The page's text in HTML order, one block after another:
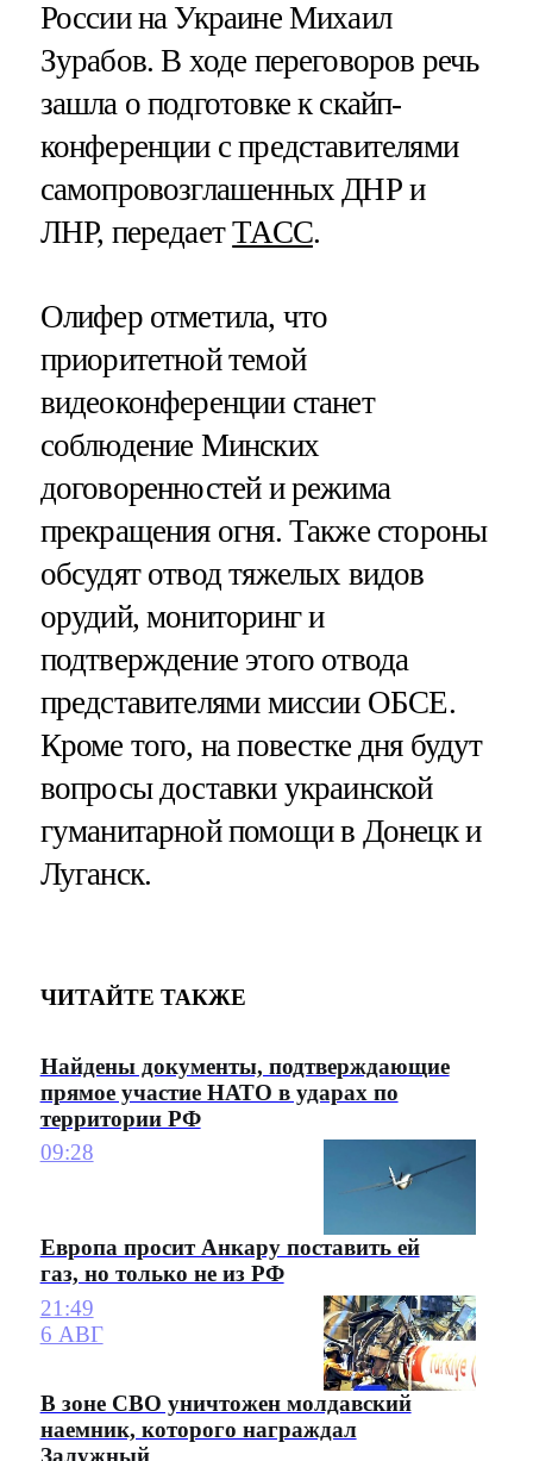
России на Украине Михаил
Зурабов. В ходе переговоров речь
зашла о подготовке к скайп-
конференции с представителями
самопровозглашенных ДНР и
ЛНР, передаетТАСС.
Олифер отметила, что
приоритетной темой
видеоконференции станет
соблюдение Минских
договоренностей и режима
прекращения огня. Также стороны
обсудят отвод тяжелых видов
орудий, мониторинг и
подтверждение этого отвода
представителями миссии ОБСЕ.
Кроме того, на повестке дня будут
вопросы доставки украинской
гуманитарной помощи в Донецк и
Луганск.
ЧИТАЙТЕ ТАКЖЕ
Найдены документы, подтверждающие
прямое участие НАТО в ударах по
территории РФ
09:28
Европа просит Анкару поставить ей
газ, но только не из РФ
21:49
6 АВГ
В зоне СВО уничтожен молдавский
наемник, которого награждал
Залужный